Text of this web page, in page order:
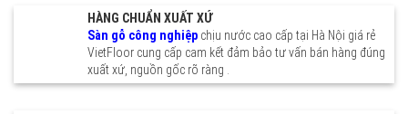
HÀNG CHUẨN XUẤT XỨ
Sàn gỗ công nghiệp chịu nước cao cấp tại Hà Nội giá rẻ
VietFloor cung cấp cam kết đảm bảo tư vấn bán hàng đúng
xuất xứ, nguồn gốc rõ ràng .